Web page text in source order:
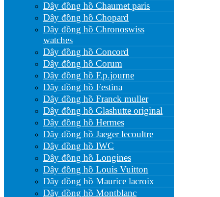
Dây đồng hồ Chaumet paris
Dây đồng hồ Chopard
Dây đồng hồ Chronoswiss
watches
Dây đồng hồ Concord
Dây đồng hồ Corum
Dây đồng hồ F.p.journe
Dây đồng hồ Festina
Dây đồng hồ Franck muller
Dây đồng hồ Glashutte original
Dây đồng hồ Hermes
Dây đồng hồ Jaeger lecoultre
Dây đồng hồ IWC
Dây đồng hồ Longines
Dây đồng hồ Louis Vuitton
Dây đồng hồ Maurice lacroix
Dây đồng hồ Montblanc